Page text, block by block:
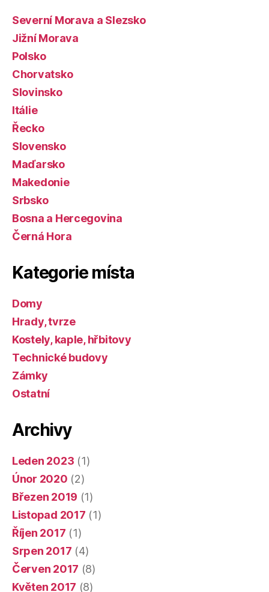
Severní Morava a Slezsko
Jižní Morava
Polsko
Chorvatsko
Slovinsko
Itálie
Řecko
Slovensko
Maďarsko
Makedonie
Srbsko
Bosna a Hercegovina
Černá Hora
Kategorie místa
Domy
Hrady, tvrze
Kostely, kaple, hřbitovy
Technické budovy
Zámky
Ostatní
Archivy
Leden 2023 (1)
Únor 2020 (2)
Březen 2019 (1)
Listopad 2017 (1)
Říjen 2017 (1)
Srpen 2017 (4)
Červen 2017 (8)
Květen 2017 (8)